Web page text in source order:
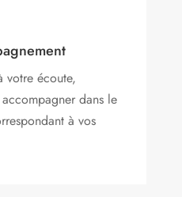
votre écoute,
dans le
à vos